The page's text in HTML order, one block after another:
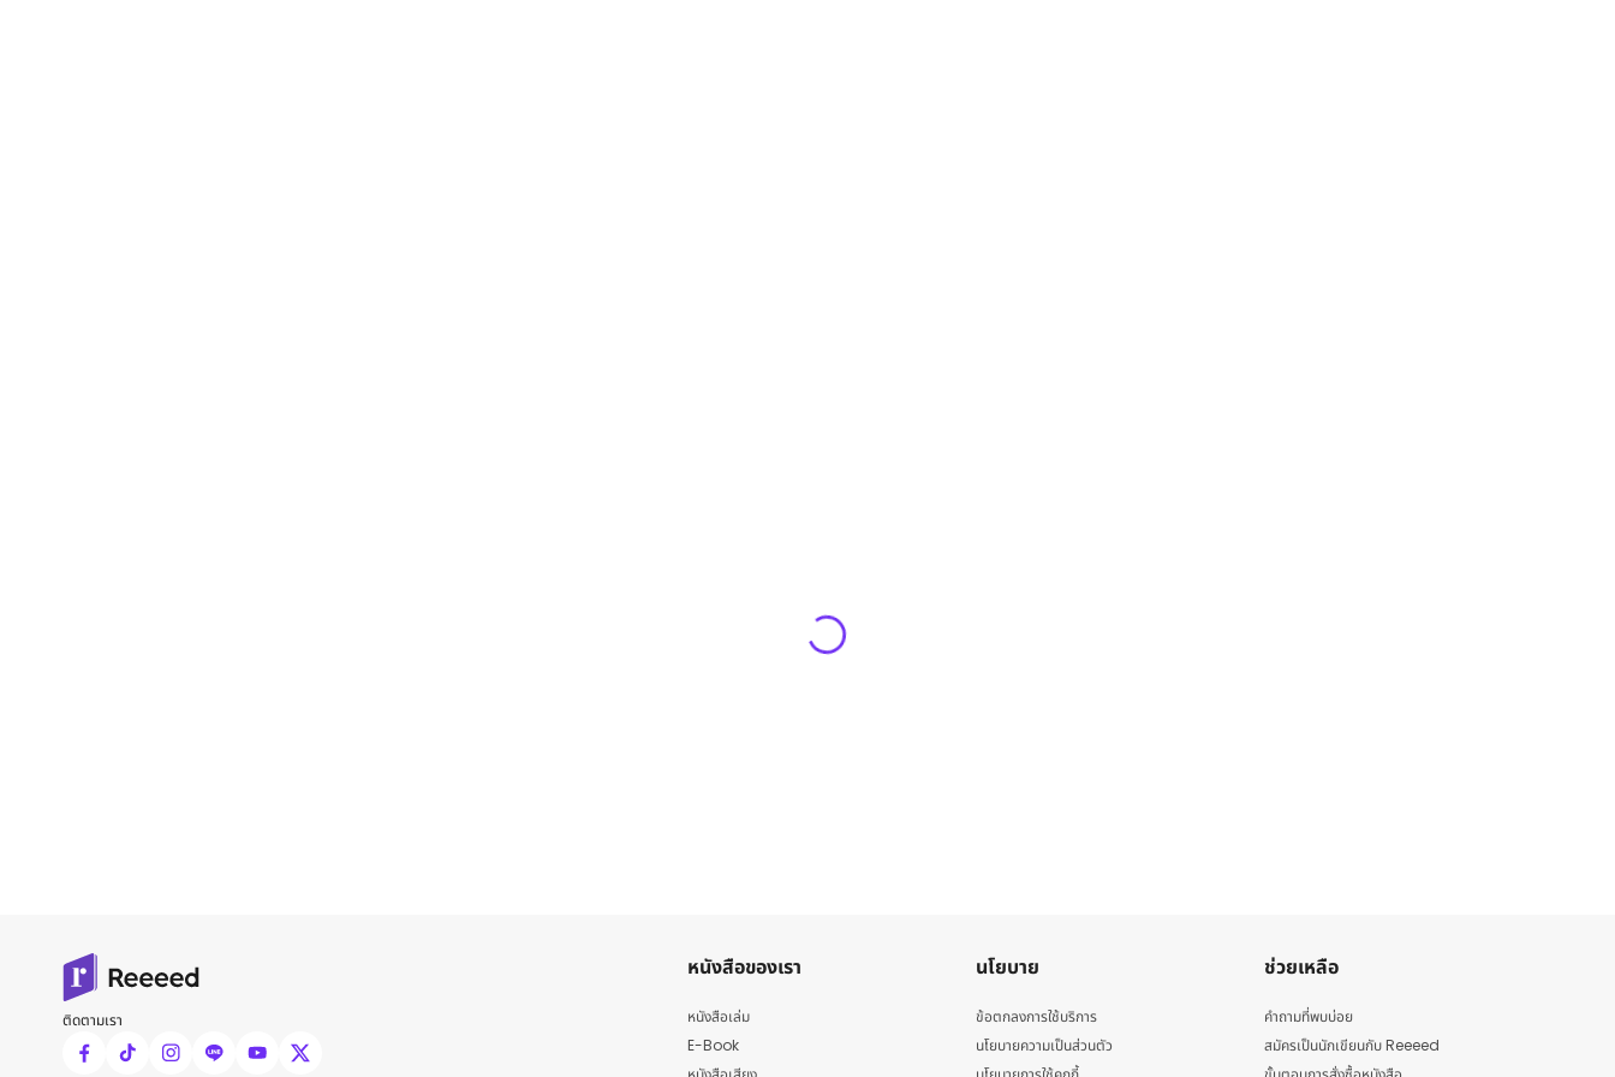
ติดตามเรา
หนังสือของเรา
หนังสือเล่ม
E-Book
นโยบาย
ข้อตกลงการใช้บริการ
นโยบายความเป็นส่วนตัว
ช่วยเหลือ
คำถามที่พบบ่อย
สมัครเป็นนักเขียนกับ Reeeed